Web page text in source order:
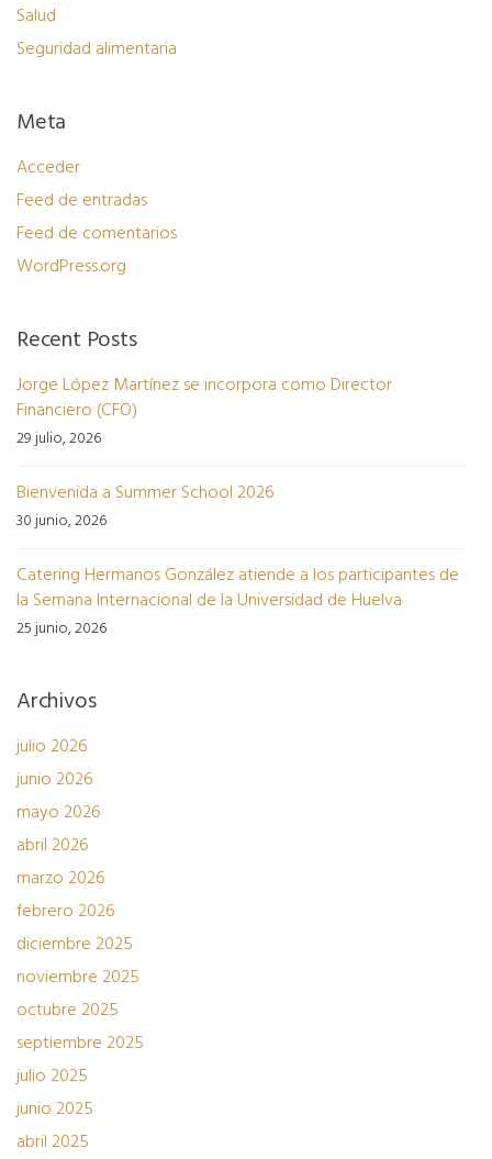
Salud
Seguridad alimentaria
Meta
Acceder
Feed de entradas
Feed de comentarios
WordPress.org
Recent Posts
Jorge López Martínez se incorpora como Director
Financiero (CFO)
29 julio, 2026
Bienvenida a Summer School 2026
30 junio, 2026
Catering Hermanos González atiende a los participantes de
la Semana Internacional de la Universidad de Huelva
25 junio, 2026
Archivos
julio 2026
junio 2026
mayo 2026
abril 2026
marzo 2026
febrero 2026
diciembre 2025
noviembre 2025
octubre 2025
septiembre 2025
julio 2025
junio 2025
abril 2025